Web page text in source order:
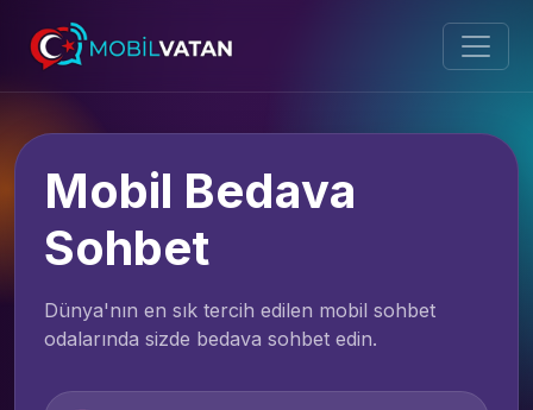
Mobil Bedava
Sohbet
Dünya'nın en sık tercih edilen mobil sohbet
odalarında sizde bedava sohbet edin.